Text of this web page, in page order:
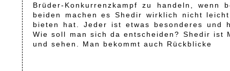
Brüder-Konkurrenzkampf zu handeln,
beiden machen es Shedir wirklich nicht
bieten hat. Jeder ist etwas besonderes und
Wie soll man sich da entscheiden? Shedir ist
und sehen. Man bekommt auch Rückblicke